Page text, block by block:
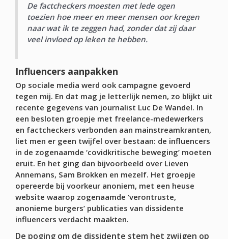
De factcheckers moesten met lede ogen
toezien hoe meer en meer mensen oor kregen
naar wat ik te zeggen had, zonder dat zij daar
veel invloed op leken te hebben.
Influencers aanpakken
Op sociale media werd ook campagne gevoerd
tegen mij. En dat mag je letterlijk nemen, zo blijkt uit
recente gegevens van journalist Luc De Wandel. In
een besloten groepje met freelance-medewerkers
en factcheckers verbonden aan mainstreamkranten,
liet men er geen twijfel over bestaan: de influencers
in de zogenaamde ‘covidkritische beweging’ moeten
eruit. En het ging dan bijvoorbeeld over Lieven
Annemans, Sam Brokken en mezelf. Het groepje
opereerde bij voorkeur anoniem, met een heuse
website waarop zogenaamde ‘verontruste,
anonieme burgers’ publicaties van dissidente
influencers verdacht maakten.
De poging om de dissidente stem het zwijgen op